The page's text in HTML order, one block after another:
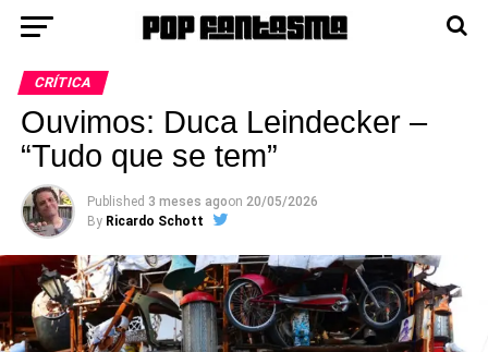
CRÍTICA
Ouvimos: Duca Leindecker –
“Tudo que se tem”
Published 3 meses agoon 20/05/2026
By Ricardo Schott